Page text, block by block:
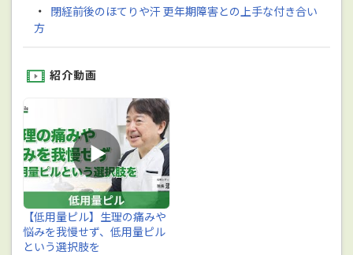
・ 閉経前後のほてりや汗 更年期障害との上手な付き合い
方
紹介動画
【低用量ピル】生理の痛みや
悩みを我慢せず、低用量ピル
という選択肢を